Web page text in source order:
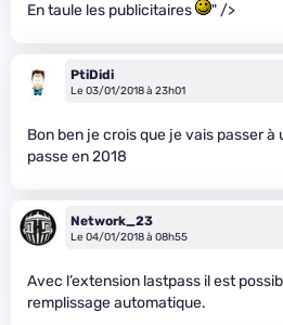
En taule les publicitaires " />
PtiDidi
Le 03/01/2018 à 23h01
Bon ben je crois que je vais passer
passe en 2018
Network_23
Le 04/01/2018 à 08h55
Avec l’extension lastpass il est
remplissage automatique.